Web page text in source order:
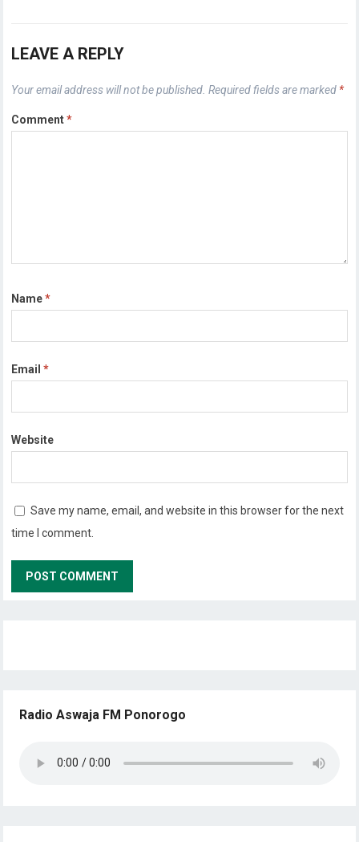
LEAVE A REPLY
Your email address will not be published. Required fields are marked *
Comment*
Name*
Email*
Website
Save my name, email, and website in this browser for the next
time I comment.
Radio Aswaja FM Ponorogo